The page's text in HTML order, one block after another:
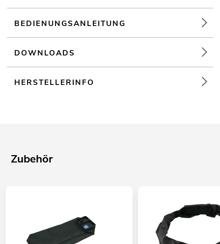
BEDIENUNGSANLEITUNG
DOWNLOADS
HERSTELLERINFO
Zubehör